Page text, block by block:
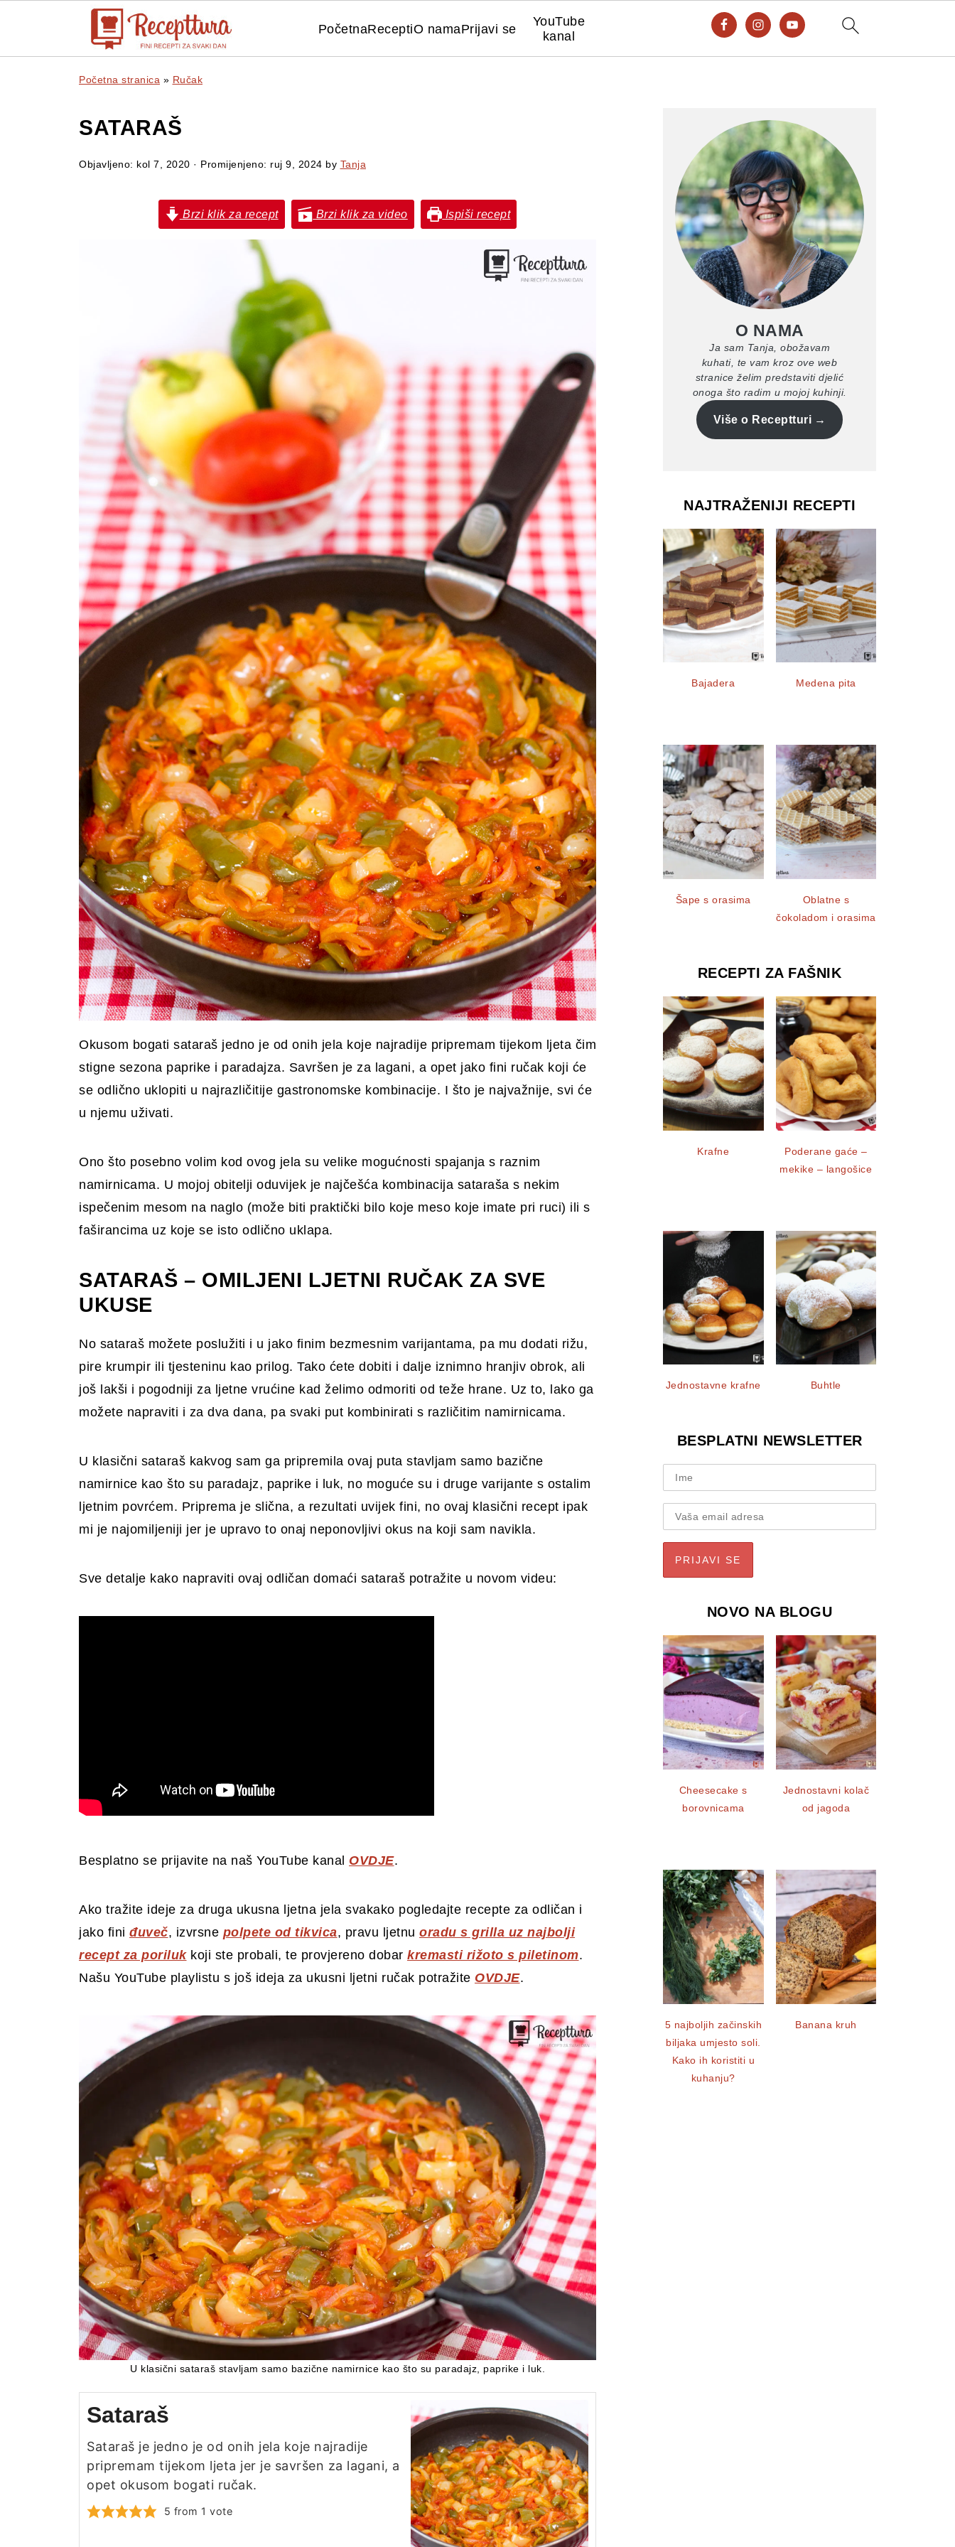
PočetnaReceptiO namaPrijavi se
YouTube
kanal
Početna stranica » Ručak
SATARAŠ
Objavljeno: kol 7, 2020 · Promijenjeno: ruj 9, 2024 by Tanja
Brzi klik za recept Brzi klik za video Ispiši recept
Okusom bogati sataraš jedno je od onih jela koje najradije pripremam tijekom ljeta čim
stigne sezona paprike i paradajza. Savršen je za lagani, a opet jako fini ručak koji će
se odlično uklopiti u najrazličitije gastronomske kombinacije. I što je najvažnije, svi će
u njemu uživati.
Ono što posebno volim kod ovog jela su velike mogućnosti spajanja s raznim
namirnicama. U mojoj obitelji oduvijek je najčešća kombinacija sataraša s nekim
ispečenim mesom na naglo (može biti praktički bilo koje meso koje imate pri ruci) ili s
faširancima uz koje se isto odlično uklapa.
SATARAŠ – OMILJENI LJETNI RUČAK ZA SVE
UKUSE
No sataraš možete poslužiti i u jako finim bezmesnim varijantama, pa mu dodati rižu,
pire krumpir ili tjesteninu kao prilog. Tako ćete dobiti i dalje iznimno hranjiv obrok, ali
još lakši i pogodniji za ljetne vrućine kad želimo odmoriti od teže hrane. Uz to, lako ga
možete napraviti i za dva dana, pa svaki put kombinirati s različitim namirnicama.
U klasični sataraš kakvog sam ga pripremila ovaj puta stavljam samo bazične
namirnice kao što su paradajz, paprike i luk, no moguće su i druge varijante s ostalim
ljetnim povrćem. Priprema je slična, a rezultati uvijek fini, no ovaj klasični recept ipak
mi je najomiljeniji jer je upravo to onaj neponovljivi okus na koji sam navikla.
Sve detalje kako napraviti ovaj odličan domaći sataraš potražite u novom videu:
Besplatno se prijavite na naš YouTube kanal OVDJE.
Ako tražite ideje za druga ukusna ljetna jela svakako pogledajte recepte za odličan i
jako fini đuveč, izvrsne polpete od tikvica, pravu ljetnu oradu s grilla uz najbolji
recept za porilukkoji ste probali, te provjereno dobar kremasti rižoto s piletinom.
Našu YouTube playlistu s još ideja za ukusni ljetni ručak potražite OVDJE.
U klasični sataraš stavljam samo bazične namirnice kao što su paradajz, paprike i luk.
Sataraš
Sataraš je jedno je od onih jela koje najradije
pripremam tijekom ljeta jer je savršen za lagani, a
opet okusom bogati ručak.
5 from 1 vote
O NAMA
Ja sam Tanja, obožavam
kuhati, te vam kroz ove web
stranice želim predstaviti djelić
onoga što radim u mojoj kuhinji.
Više o Receptturi
NAJTRAŽENIJI RECEPTI
Bajadera Medena pita
Šape s orasima
Oblatne s
čokoladom i orasima
RECEPTI ZA FAŠNIK
Krafne
Poderane gaće –
mekike – langošice
Jednostavne krafne Buhtle
BESPLATNI NEWSLETTER
NOVO NA BLOGU
Cheesecake s
borovnicama
Jednostavni kolač
od jagoda
5 najboljih začinskih
biljaka umjesto soli.
Kako ih koristiti u
kuhanju?
Banana kruh